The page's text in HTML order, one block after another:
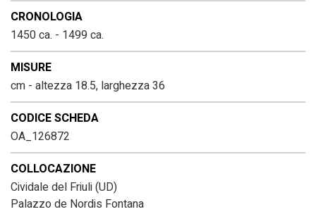
CRONOLOGIA
1450 ca. - 1499 ca.
MISURE
cm - altezza 18.5, larghezza 36
CODICE SCHEDA
OA_126872
COLLOCAZIONE
Cividale del Friuli (UD)
Palazzo de Nordis Fontana